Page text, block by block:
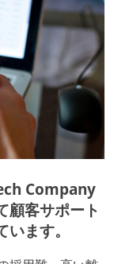
Company
顧客サポート
います。